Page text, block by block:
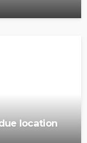
location